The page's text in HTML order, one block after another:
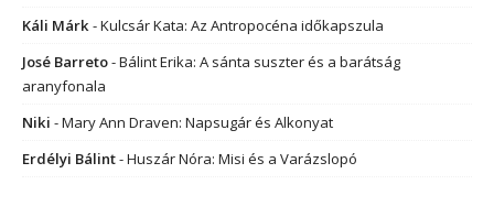
Káli Márk -Kulcsár Kata: Az Antropocéna időkapszula
José Barreto-Bálint Erika: A sánta suszter és a barátság
aranyfonala
Niki -Mary Ann Draven: Napsugár és Alkonyat
Erdélyi Bálint-Huszár Nóra: Misi és a Varázslopó